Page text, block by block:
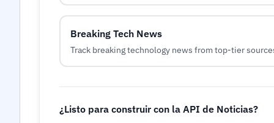
Breaking Tech News
Track breaking technology news from top-tier
¿Listo para construir con la API de Noticias?